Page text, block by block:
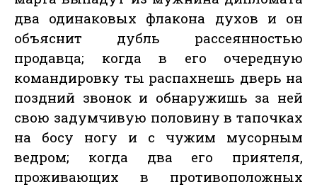
два одинаковых флакона духов и он
объяснит дубль рассеянностью
продавца; когда в его очередную
командировку ты распахнешь дверь на
поздний звонок и обнаружишь за ней
свою задумчивую половину в тапочках
на босу ногу и с чужим мусорным
ведром; когда два его приятеля,
проживающих в противоположных